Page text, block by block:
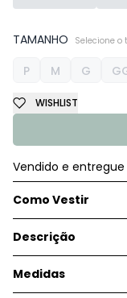
TAMANHO Selecione
P M G
WISHLIST
Vendido e
Como Vestir
Descrição
Medidas